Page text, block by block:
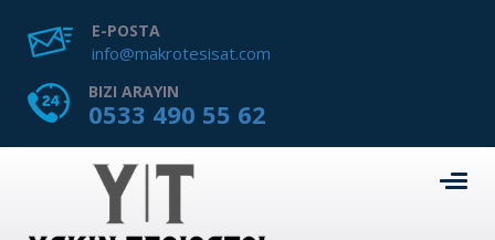
E-POSTA
info@makrotesisat.com
BIZI ARAYIN
0533 490 55 62